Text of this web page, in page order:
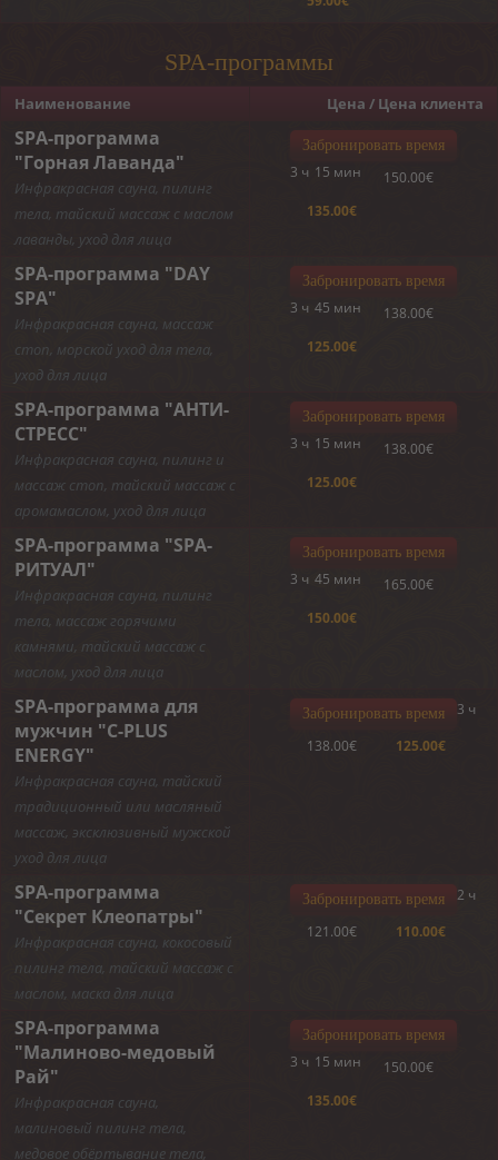
SPA-программы
Наименование Цена / Цена клиента
SPA-программа
"Горная Лаванда"
Инфракрасная сауна, пилинг
тела, тайский массаж с маслом
лаванды, уход для лица
Забронировать время
3 ч 15 мин
150.00€
135.00€
SPA-программа "DAY
SPA"
Инфракрасная сауна, массаж
стоп, морской уход для тела,
уход для лица
Забронировать время
3 ч 45 мин
138.00€
125.00€
SPA-программа "АНТИ-
СТРЕСС"
Инфракрасная сауна, пилинг и
массаж стоп, тайский массаж с
аромамаслом, уход для лица
Забронировать время
3 ч 15 мин
138.00€
125.00€
SPA-программа "SPA-
РИТУАЛ"
Инфракрасная сауна, пилинг
тела, массаж горячими
камнями, тайский массаж с
маслом, уход для лица
Забронировать время
3 ч 45 мин
165.00€
150.00€
SPA-программа для
мужчин "C-PLUS
ENERGY"
Инфракрасная сауна, тайский
традиционный или масляный
массаж, эксклюзивный мужской
уход для лица
Забронировать время
3 ч
138.00€
125.00€
SPA-программа
"Секрет Клеопатры"
Инфракрасная сауна, кокосовый
пилинг тела, тайский массаж с
маслом, маска для лица
Забронировать время
2 ч
121.00€
110.00€
SPA-программа
"Малиново-медовый
Рай"
Инфракрасная сауна,
малиновый пилинг тела,
медовое обёртывание тела,
Забронировать время
3 ч 15 мин
150.00€
135.00€